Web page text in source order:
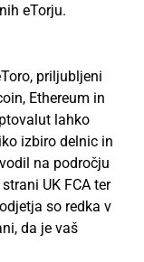
eTorju.
priljubljeni
Ethereum in
lahko
izbiro delnic in
na področju
UK FCA ter
so redka v
da je vaš